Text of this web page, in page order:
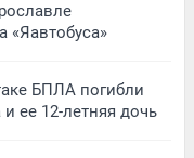
«Яавтобуса»
БПЛА погибли
ее 12-летняя дочь